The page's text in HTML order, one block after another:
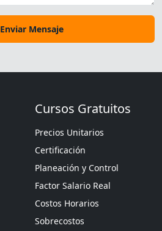
Enviar Mensaje
Cursos Gratuitos
Precios Unitarios
Certificación
Planeación y Control
Factor Salario Real
Costos Horarios
Sobrecostos